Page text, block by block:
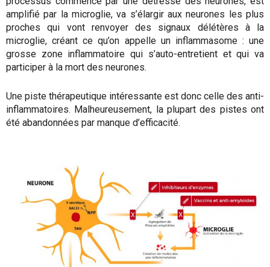
amplifié par la microglie, va s’élargir aux neurones les plus
proches qui vont renvoyer des signaux délétères à la
microglie, créant ce qu’on appelle un inflammasome : une
grosse zone inflammatoire qui s’auto-entretient et qui va
participer à la mort des neurones.
Une piste thérapeutique intéressante est donc celle des anti-
inflammatoires. Malheureusement, la plupart des pistes ont
été abandonnées par manque d’efficacité.